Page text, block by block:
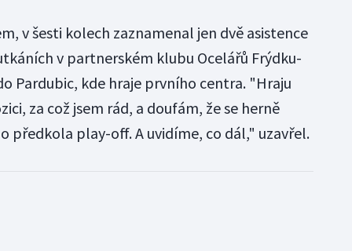
v šesti kolech zaznamenal jen dvě asistence
v partnerském klubu Ocelářů Frýdku-
Pardubic, kde hraje prvního centra. "Hraju
za což jsem rád, a doufám, že se herně
předkola play-off. A uvidíme, co dál," uzavřel.